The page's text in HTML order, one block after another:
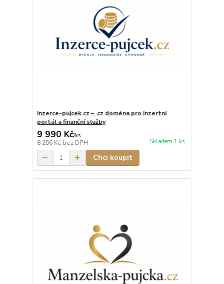
Inzerce-pujcek.cz – .cz doména pro inzertní
portál a finanční služby
9 990 Kč/ks
8 256 Kč bez DPH Skladem 1 ks
Chci koupit